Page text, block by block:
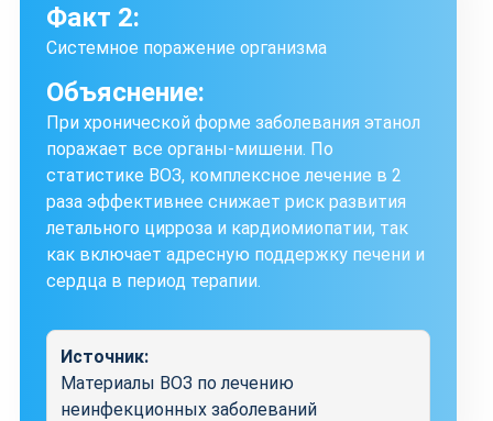
Факт 2:
Системное поражение организма
Объяснение:
При хронической форме заболевания этанол
поражает все органы-мишени. По
статистике ВОЗ, комплексное лечение в 2
раза эффективнее снижает риск развития
летального цирроза и кардиомиопатии, так
как включает адресную поддержку печени и
сердца в период терапии.
Источник:
Материалы ВОЗ по лечению
неинфекционных заболеваний